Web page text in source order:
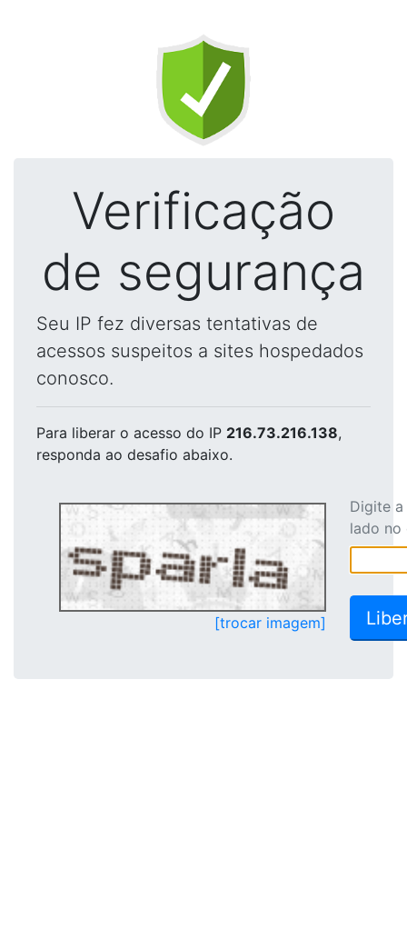
Verificação
de segurança
Seu IP fez diversas tentativas de
acessos suspeitos a sites hospedados
conosco.
Para liberar o acesso do IP 216.73.216.138,
responda ao desafio abaixo.
[trocar imagem]
Digite
lado no